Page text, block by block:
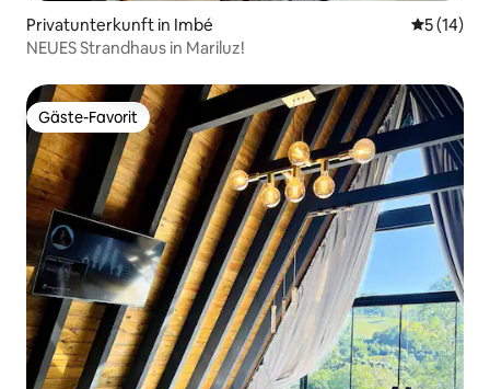
Privatunterkunft in Imbé
5 (14)
NEUES Strandhaus in Mariluz!
Gäste-Favorit
Gäste-Favorit